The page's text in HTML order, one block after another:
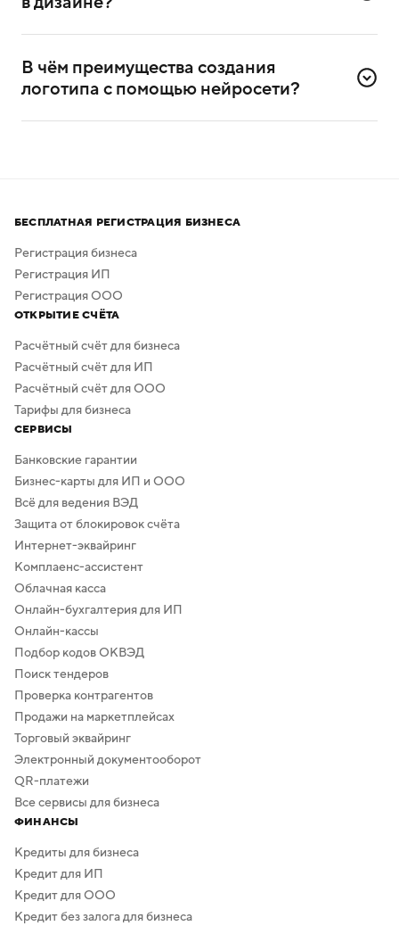
дизайнерского опыта. Он разработан специально для
самостоятельного создания логотипов.
В чём преимущества создания
логотипа с помощью нейросети?
а скачать результат можно бесплатно в высоком
качестве. Дополнительная обработка не нужна —
в сервисе предусмотрено скачивание логотипа без
фона.
БЕСПЛАТНАЯ РЕГИСТРАЦИЯ БИЗНЕСА
Регистрация бизнеса
Регистрация ИП
Регистрация ООО
ОТКРЫТИЕ СЧЁТА
Расчётный счёт для бизнеса
Расчётный счёт для ИП
Расчётный счёт для ООО
Тарифы для бизнеса
СЕРВИСЫ
Банковские гарантии
Бизнес-карты для ИП и ООО
Всё для ведения ВЭД
Защита от блокировок счёта
Интернет-эквайринг
Комплаенс-ассистент
Облачная касса
Онлайн-бухгалтерия для ИП
Онлайн-кассы
Подбор кодов ОКВЭД
Поиск тендеров
Проверка контрагентов
Продажи на маркетплейсах
Торговый эквайринг
Электронный документооборот
QR-платежи
Все сервисы для бизнеса
ФИНАНСЫ
Кредиты для бизнеса
Кредит для ИП
Кредит для ООО
Кредит без залога для бизнеса